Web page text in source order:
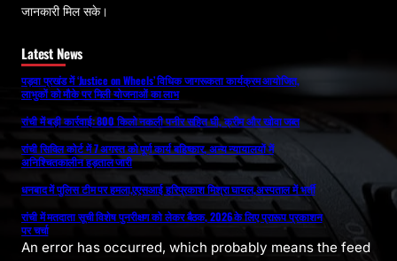
जानकारी मिल सके।
Latest News
पड़वा प्रखंड में ‘Justice on Wheels’ विधिक जागरूकता कार्यक्रम आयोजित,
लाभुकों को मौके पर मिली योजनाओं का लाभ
रांची में बड़ी कार्रवाई: 800 किलो नकली पनीर सहित घी, क्रीम और खोवा जब्त
रांची सिविल कोर्ट में 7 अगस्त को पूर्ण कार्य बहिष्कार, अन्य न्यायालयों में
अनिश्चितकालीन हड़ताल जारी
धनबाद में पुलिस टीम पर हमला,एएसआई हरिप्रकाश मिश्रा घायल,अस्पताल में भर्ती
रांची में मतदाता सूची विशेष पुनरीक्षण को लेकर बैठक, 2026 के लिए प्रारूप प्रकाशन
पर चर्चा
An error has occurred, which probably means the feed